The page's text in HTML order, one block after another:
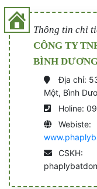
Thông tin chi
CÔNG TY
BÌNH
Địa chỉ:
Một, Bình
Holine:
Webiste:
CSKH: